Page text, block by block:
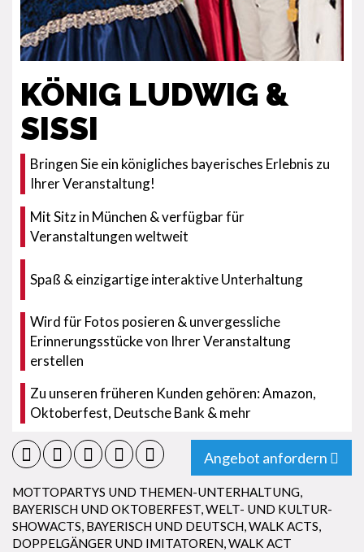
KÖNIG LUDWIG &
SISSI
Bringen Sie ein königliches bayerisches Erlebnis zu
Ihrer Veranstaltung!
Mit Sitz in München & verfügbar für
Veranstaltungen weltweit
Spaß & einzigartige interaktive Unterhaltung
Wird für Fotos posieren & unvergessliche
Erinnerungsstücke von Ihrer Veranstaltung
erstellen
Zu unseren früheren Kunden gehören: Amazon,
Oktoberfest, Deutsche Bank & mehr
Angebot anfordern
MOTTOPARTYS UND THEMEN-UNTERHALTUNG,
BAYERISCH UND OKTOBERFEST,WELT- UND KULTUR-
SHOWACTS, BAYERISCH UND DEUTSCH,WALK ACTS,
DOPPELGÄNGER UND IMITATOREN,WALK ACT